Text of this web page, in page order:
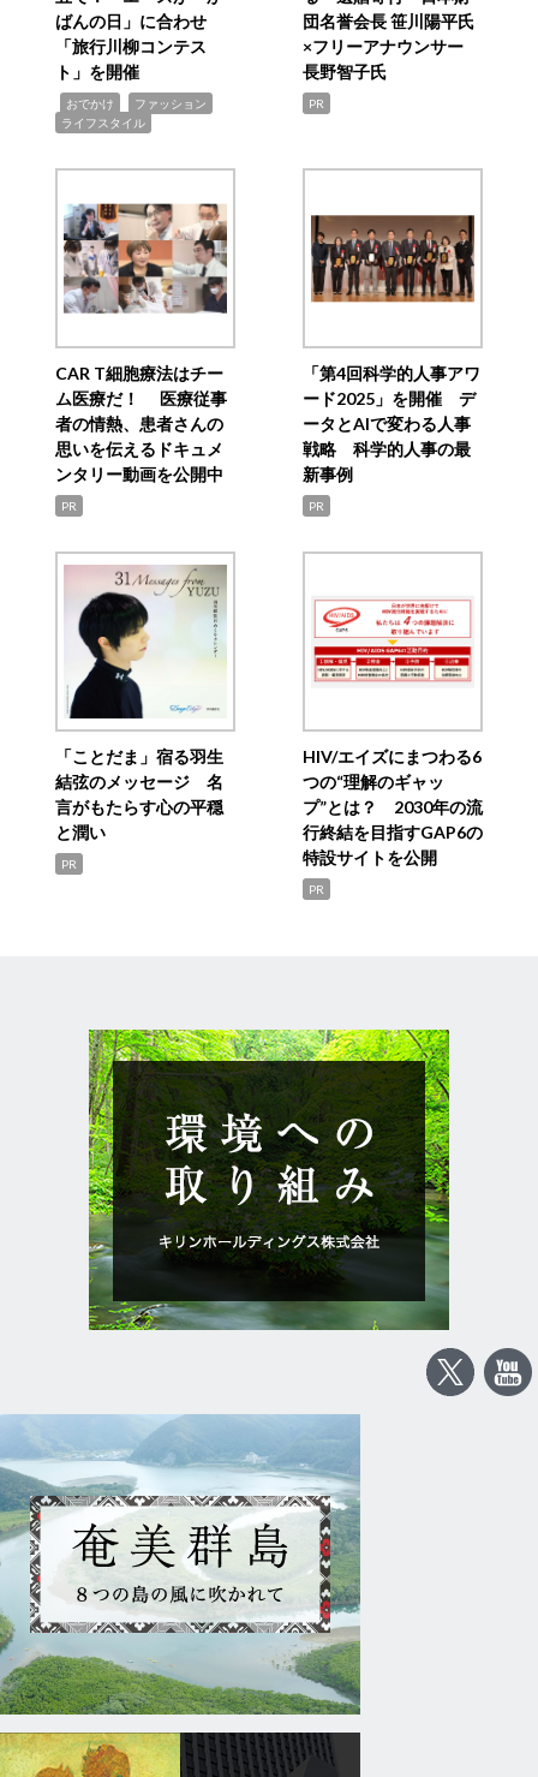
ばんの日」に合わせ
「旅行川柳コンテス
ト」を開催
おでかけ ファッション
ライフスタイル
団名誉会長 笹川陽平氏
×フリーアナウンサー
長野智子氏
PR
CAR T細胞療法はチー
ム医療だ！ 医療従事
者の情熱、患者さんの
思いを伝えるドキュメ
ンタリー動画を公開中
PR
「第4回科学的人事アワ
ード2025」を開催 デ
ータとAIで変わる人事
戦略 科学的人事の最
新事例
PR
「ことだま」宿る羽生
結弦のメッセージ 名
言がもたらす心の平穏
と潤い
PR
HIV/エイズにまつわる6
つの“理解のギャッ
プ”とは？ 2030年の流
行終結を目指すGAP6の
特設サイトを公開
PR